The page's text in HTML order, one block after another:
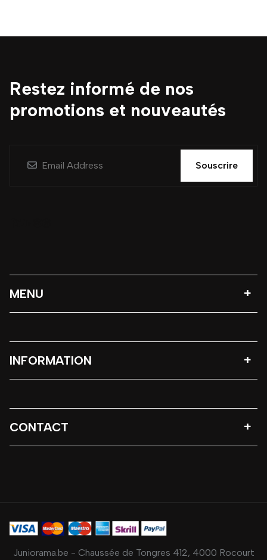
Restez informé de nos
promotions et nouveautés
Souscrire
MENU
INFORMATION
CONTACT
Juniorama.be - Chaussée de Tongres 412, 4000 Rocourt